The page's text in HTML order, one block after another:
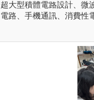
超大型積體電路設計、微
電路、手機通訊、消費性